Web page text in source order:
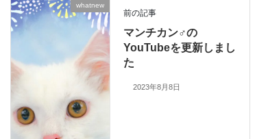
whatnew
前の記事
マンチカン♂の
YouTubeを更新しまし
た
2023年8月8日